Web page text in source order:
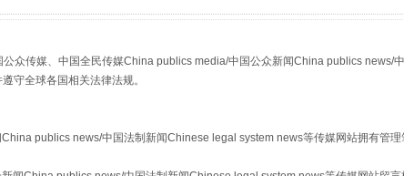
众传媒、中国全民传媒China publics media/中国公众新闻China publics news/
守全球各国相关法律法规。
publics news/中国法制新闻Chinese legal system news等传媒网站拥有管理